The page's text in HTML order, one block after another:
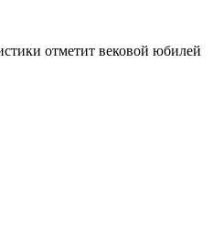
отметит вековой юбилей